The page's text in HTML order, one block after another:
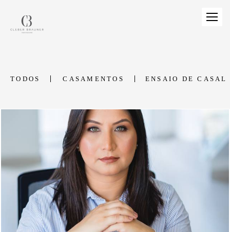
TODOS CASAMENTOS ENSAIO DE CASAL